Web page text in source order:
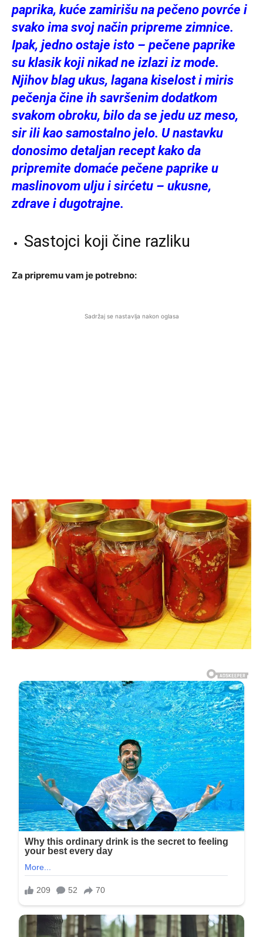
paprika, kuće zamirišu na pečeno povrće i
svako ima svoj način pripreme zimnice.
Ipak, jedno ostaje isto – pečene paprike
su klasik koji nikad ne izlazi iz mode.
Njihov blag ukus, lagana kiselost i miris
pečenja čine ih savršenim dodatkom
svakom obroku, bilo da se jedu uz meso,
sir ili kao samostalno jelo. U nastavku
donosimo detaljan recept kako da
pripremite domaće pečene paprike u
maslinovom ulju i sirćetu – ukusne,
zdrave i dugotrajne.
Sastojci koji čine razliku
Za pripremu vam je potrebno:
Sadržaj se nastavlja nakon oglasa